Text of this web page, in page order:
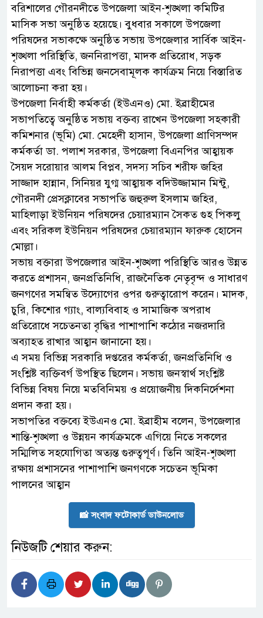
বরিশালের গৌরনদীতে উপজেলা আইন-শৃঙ্খলা কমিটির
মাসিক সভা অনুষ্ঠিত হয়েছে। বুধবার সকালে উপজেলা
পরিষদের সভাকক্ষে অনুষ্ঠিত সভায় উপজেলার সার্বিক আইন-
শৃঙ্খলা পরিস্থিতি, জননিরাপত্তা, মাদক প্রতিরোধ, সড়ক
নিরাপত্তা এবং বিভিন্ন জনসেবামূলক কার্যক্রম নিয়ে বিস্তারিত
আলোচনা করা হয়।
উপজেলা নির্বাহী কর্মকর্তা (ইউএনও) মো. ইব্রাহীমের
সভাপতিত্বে অনুষ্ঠিত সভায় বক্তব্য রাখেন উপজেলা সহকারী
কমিশনার (ভূমি) মো. মেহেদী হাসান, উপজেলা প্রাণিসম্পদ
কর্মকর্তা ডা. পলাশ সরকার, উপজেলা বিএনপির আহ্বায়ক
সৈয়দ সরোয়ার আলম বিপ্লব, সদস্য সচিব শরীফ জহির
সাজ্জাদ হান্নান, সিনিয়র যুগ্ম আহ্বায়ক বদিউজ্জামান মিন্টু,
গৌরনদী প্রেসক্লাবের সভাপতি জহুরুল ইসলাম জহির,
মাহিলাড়া ইউনিয়ন পরিষদের চেয়ারম্যান সৈকত গুহ পিকলু
এবং সরিকল ইউনিয়ন পরিষদের চেয়ারম্যান ফারুক হোসেন
মোল্লা।
সভায় বক্তারা উপজেলার আইন-শৃঙ্খলা পরিস্থিতি আরও উন্নত
করতে প্রশাসন, জনপ্রতিনিধি, রাজনৈতিক নেতৃবৃন্দ ও সাধারণ
জনগণের সমন্বিত উদ্যোগের ওপর গুরুত্বারোপ করেন। মাদক,
চুরি, কিশোর গ্যাং, বাল্যবিবাহ ও সামাজিক অপরাধ
প্রতিরোধে সচেতনতা বৃদ্ধির পাশাপাশি কঠোর নজরদারি
অব্যাহত রাখার আহ্বান জানানো হয়।
এ সময় বিভিন্ন সরকারি দপ্তরের কর্মকর্তা, জনপ্রতিনিধি ও
সংশ্লিষ্ট ব্যক্তিবর্গ উপস্থিত ছিলেন। সভায় জনস্বার্থ সংশ্লিষ্ট
বিভিন্ন বিষয় নিয়ে মতবিনিময় ও প্রয়োজনীয় দিকনির্দেশনা
প্রদান করা হয়।
সভাপতির বক্তব্যে ইউএনও মো. ইব্রাহীম বলেন, উপজেলার
শান্তি-শৃঙ্খলা ও উন্নয়ন কার্যক্রমকে এগিয়ে নিতে সকলের
সম্মিলিত সহযোগিতা অত্যন্ত গুরুত্বপূর্ণ। তিনি আইন-শৃঙ্খলা
রক্ষায় প্রশাসনের পাশাপাশি জনগণকে সচেতন ভূমিকা
পালনের আহ্বান
📸 সংবাদ ফটোকার্ড ডাউনলোড
নিউজটি শেয়ার করুন: